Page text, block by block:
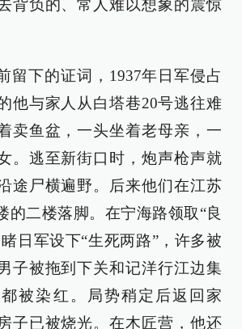
背负的、常人难以想象的震惊
留下的证词，1937年日军侵占
他与家人从白塔巷20号逃往难
卖鱼盆，一头坐着老母亲，一
。逃至新街口时，炮声枪声就
途尸横遍野。后来他们在江苏
的二楼落脚。在宁海路领取“良
日军设下“生死两路”，许多被
子被拖到下关和记洋行江边集
被染红。局势稍定后返回家
子已被烧光。在木匠营，他还